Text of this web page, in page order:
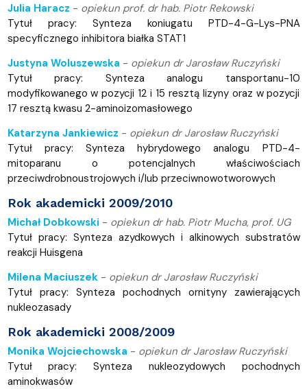
Julia Haracz - opiekun prof. dr hab. Piotr Rekowski
Tytuł pracy: Synteza koniugatu PTD-4-G-Lys-PNA
specyficznego inhibitora białka STAT1
Justyna Woluszewska - opiekun dr Jarosław Ruczyński
Tytuł pracy: Synteza analogu tansportanu-10
modyfikowanego w pozycji 12 i 15 resztą lizyny oraz w pozycji
17 resztą kwasu 2-aminoizomasłowego
Katarzyna Jankiewicz - opiekun dr Jarosław Ruczyński
Tytuł pracy: Synteza hybrydowego analogu PTD-4-
mitoparanu o potencjalnych właściwościach
przeciwdrobnoustrojowych i/lub przeciwnowotworowych
Rok akademicki 2009/2010
Michał Dobkowski - opiekun dr hab. Piotr Mucha, prof. UG
Tytuł pracy: Synteza azydkowych i alkinowych substratów
reakcji Huisgena
Milena Maciuszek- opiekun dr Jarosław Ruczyński
Tytuł pracy: Synteza pochodnych ornityny zawierających
nukleozasady
Rok akademicki 2008/2009
Monika Wojciechowska - opiekun dr Jarosław Ruczyński
Tytuł pracy: Synteza nukleozydowych pochodnych
aminokwasów